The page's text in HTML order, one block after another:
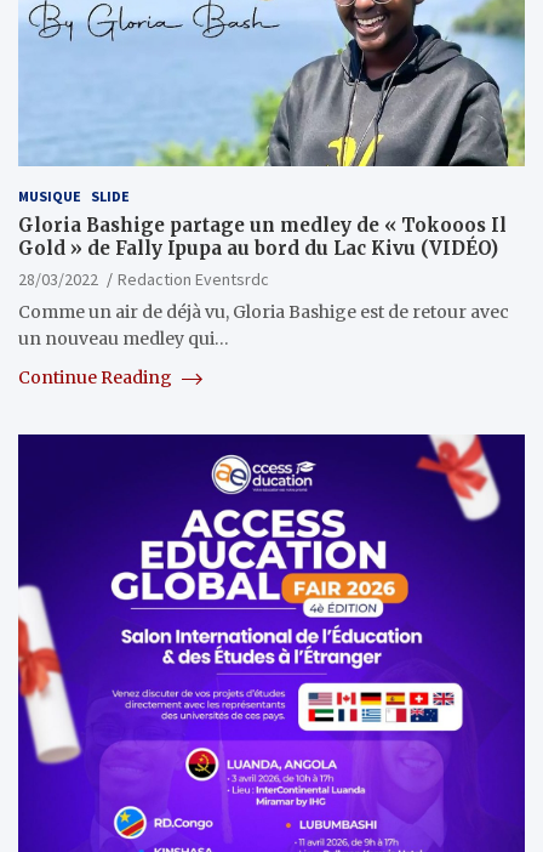
MUSIQUE SLIDE
Gloria Bashige partage un medley de « Tokooos Il
Gold » de Fally Ipupa au bord du Lac Kivu (VIDÉO)
28/03/2022
Redaction Eventsrdc
Comme un air de déjà vu, Gloria Bashige est de retour avec
un nouveau medley qui…
Continue Reading